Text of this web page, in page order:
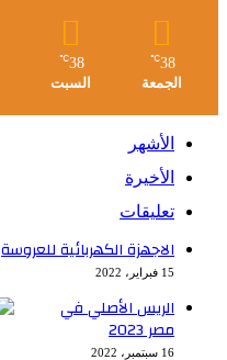
38
℃
الجمعة
38
℃
السبت
الأشهر
الأخيرة
تعليقات
الاجهزة الكهربائية للعروسة
15 فبراير، 2022
الريس الأصلي في
مصر 2023
16 سبتمبر، 2022